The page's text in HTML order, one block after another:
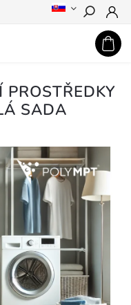
Hledat
PROSTŘEDKY
SADA